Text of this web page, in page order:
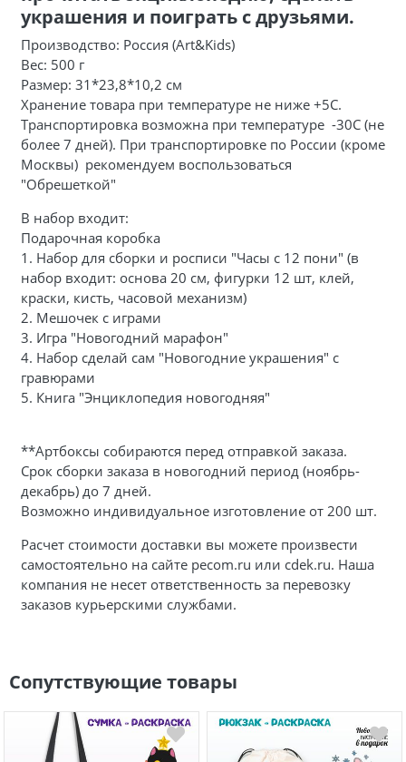
украшения и поиграть с друзьями.
Производство: Россия (Art&Kids)
Вес: 500 г
Размер: 31*23,8*10,2 см
Хранение товара при температуре не ниже +5С.
Транспортировка возможна при температуре -30С (не
более 7 дней). При транспортировке по России (кроме
Москвы) рекомендуем воспользоваться
"Обрешеткой"
В набор входит:
Подарочная коробка
1. Набор для сборки и росписи "Часы с 12 пони" (в
набор входит: основа 20 см, фигурки 12 шт, клей,
краски, кисть, часовой механизм)
2. Мешочек с играми
3. Игра "Новогодний марафон"
4. Набор сделай сам "Новогодние украшения" с
гравюрами
5. Книга "Энциклопедия новогодняя"
**Артбоксы собираются перед отправкой заказа.
Срок сборки заказа в новогодний период (ноябрь-
декабрь) до 7 дней.
Возможно индивидуальное изготовление от 200 шт.
Расчет стоимости доставки вы можете произвести
самостоятельно на сайте pecom.ru или cdek.ru. Наша
компания не несет ответственность за перевозку
заказов курьерскими службами.
Сопутствующие товары